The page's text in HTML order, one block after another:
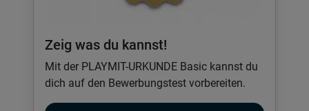
Zeig was du kannst!
Mit der PLAYMIT-URKUNDE Basic kannst du
dich auf den Bewerbungstest vorbereiten.